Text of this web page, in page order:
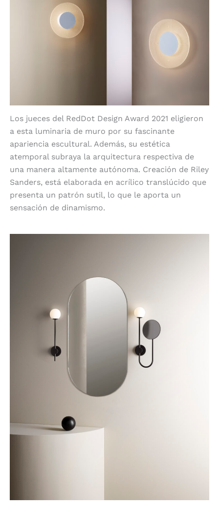
Los jueces del RedDot Design Award 2021 eligieron
a esta luminaria de muro por su fascinante
apariencia escultural. Además, su estética
atemporal subraya la arquitectura respectiva de
una manera altamente autónoma. Creación de Riley
Sanders, está elaborada en acrílico translúcido que
presenta un patrón sutil, lo que le aporta un
sensación de dinamismo.